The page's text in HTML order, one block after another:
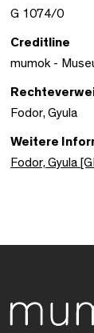
G 1074/0
Creditline
mumok -
Fodor, Gyula
Weitere
Fodor, Gyula